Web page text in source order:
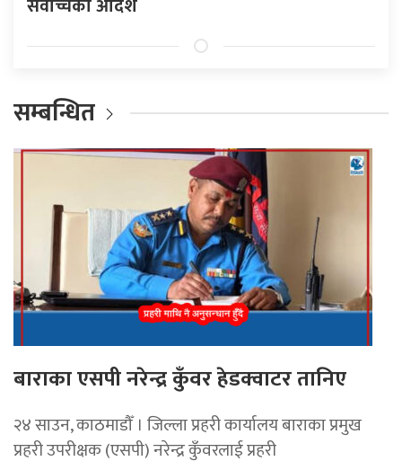
सर्वोच्चको आदेश
सम्बन्धित
बाराका एसपी नरेन्द्र कुँवर हेडक्वाटर तानिए
२४ साउन, काठमाडौँ । जिल्ला प्रहरी कार्यालय बाराका प्रमुख
प्रहरी उपरीक्षक (एसपी) नरेन्द्र कुँवरलाई प्रहरी